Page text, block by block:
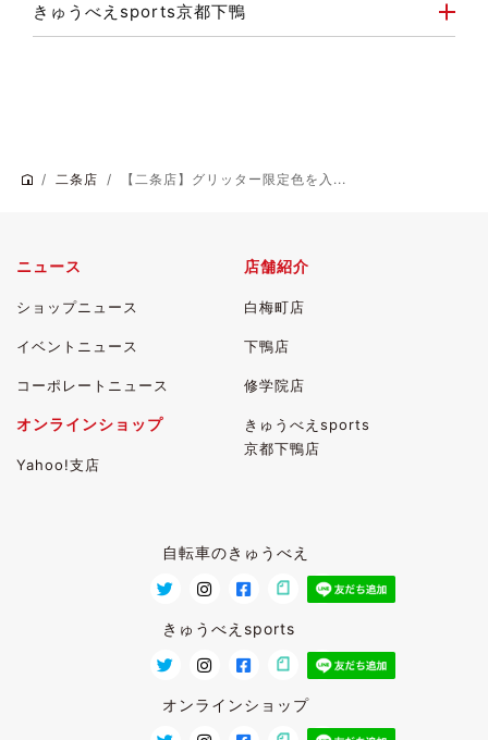
きゅうべえsports京都下鴨
二条店 【二条店】グリッター限定色を入...
ニュース
ショップニュース
イベントニュース
コーポレートニュース
店舗紹介
白梅町店
下鴨店
修学院店
きゅうべえsports
京都下鴨店
オンラインショップ
Yahoo!支店
自転車のきゅうべえ
きゅうべえsports
オンラインショップ